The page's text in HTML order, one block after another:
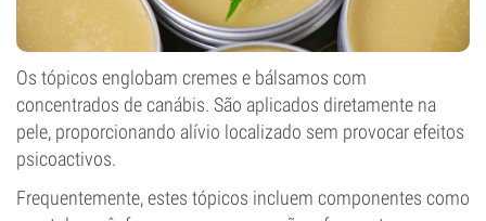
Os tópicos englobam cremes e bálsamos com
concentrados de canábis. São aplicados diretamente na
pele, proporcionando alívio localizado sem provocar efeitos
psicoactivos.
Frequentemente, estes tópicos incluem componentes como